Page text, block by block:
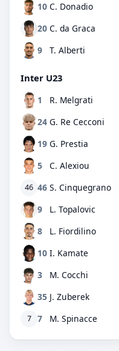
10 C. Donadio
20 C. da Graca
9
T. Alberti
Inter U23
1
R. Melgrati
24 G. Re Cecconi
19 G. Prestia
5
C. Alexiou
46 46 S. Cinquegrano
9
L. Topalovic
8
L. Fiordilino
10 I. Kamate
3
M. Cocchi
35 J. Zuberek
7 7 M. Spinacce